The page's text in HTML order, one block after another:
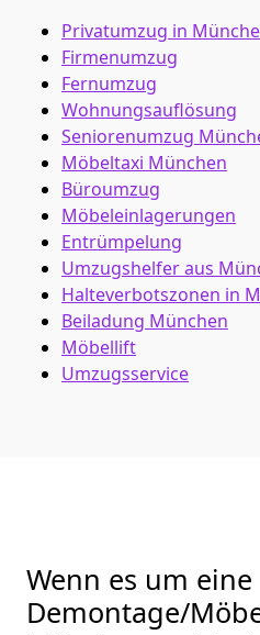
Privatumzug in
Firmenumzug
Fernumzug
Wohnungsauflösung
Seniorenumzug
Möbeltaxi München
Büroumzug
Möbeleinlagerungen
Entrümpelung
Umzugshelfer aus
Halteverbotszonen in
Beiladung München
Möbellift
Umzugsservice
Wenn es um eine
Demontage/